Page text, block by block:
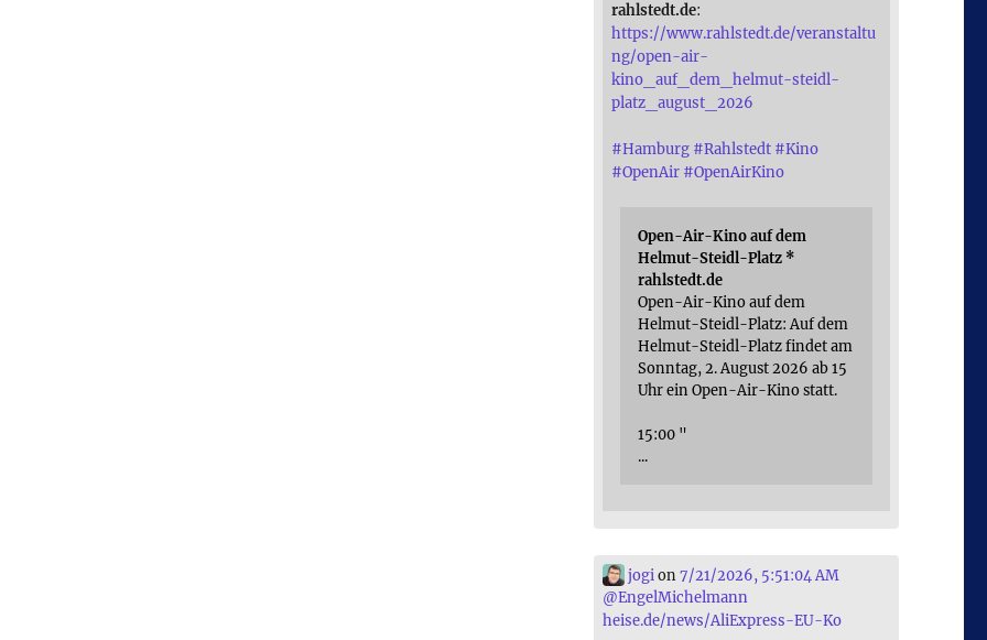
rahlstedt.de:
https://www.rahlstedt.de/veranstaltu
ng/open-air-
kino_auf_dem_helmut-steidl-
platz_august_2026
#Hamburg #Rahlstedt #Kino
#OpenAir #OpenAirKino
Open-Air-Kino auf dem
Helmut-Steidl-Platz *
rahlstedt.de
Open-Air-Kino auf dem
Helmut-Steidl-Platz: Auf dem
Helmut-Steidl-Platz findet am
Sonntag, 2. August 2026 ab 15
Uhr ein Open-Air-Kino statt.
15:00 "
...
jogion7/21/2026, 5:51:04 AM
@EngelMichelmann
heise.de/news/AliExpress-EU-Ko